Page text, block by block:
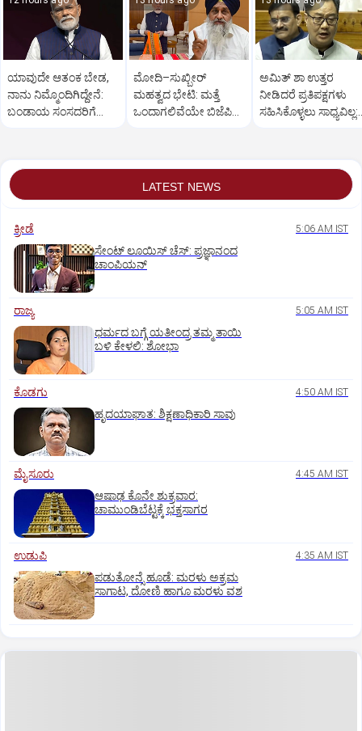
ಯಾವುದೇ ಆತಂಕ ಬೇಡ,
ನಾನು ನಿಮ್ಮೊಂದಿಗಿದ್ದೇನೆ:
ಬಂಡಾಯ ಸಂಸದರಿಗೆ
ಮೋದಿ–ಸುಖ್ಬೀರ್
ಮಹತ್ವದ ಭೇಟಿ: ಮತ್ತೆ
ಒಂದಾಗಲಿವೆಯೇ ಬಿಜೆಪಿ–
ಅಮಿತ್ ಶಾ ಉತ್ತರ
ನೀಡಿದರೆ ಪ್ರತಿಪಕ್ಷಗಳು
ಸಹಿಸಿಕೊಳ್ಳಲು ಸಾಧ್ಯವಿಲ್ಲ:
LATEST NEWS
ಕ್ರೀಡೆ 5:06 AM IST
ಸೇಂಟ್‌ ಲೂಯಿಸ್‌ ಚೆಸ್‌: ಪ್ರಜ್ಞಾನಂದ
ಚಾಂಪಿಯನ್‌
ರಾಜ್ಯ 5:05 AM IST
ಧರ್ಮದ ಬಗ್ಗೆ ಯತೀಂದ್ರ ತಮ್ಮ ತಾಯಿ
ಬಳಿ ಕೇಳಲಿ: ಶೋಭಾ
ಕೊಡಗು 4:50 AM IST
ಹೃದಯಾಘಾತ: ಶಿಕ್ಷಣಾಧಿಕಾರಿ ಸಾವು
ಮೈಸೂರು 4:45 AM IST
ಆಷಾಢ ಕೊನೇ ಶುಕ್ರವಾರ:
ಚಾಮುಂಡಿಬೆಟ್ಟಕ್ಕೆ ಭಕ್ತಸಾಗರ
ಉಡುಪಿ 4:35 AM IST
ಪಡುತೋನ್ಸೆ ಹೂಡೆ: ಮರಳು ಅಕ್ರಮ
ಸಾಗಾಟ, ದೋಣಿ ಹಾಗೂ ಮರಳು ವಶ